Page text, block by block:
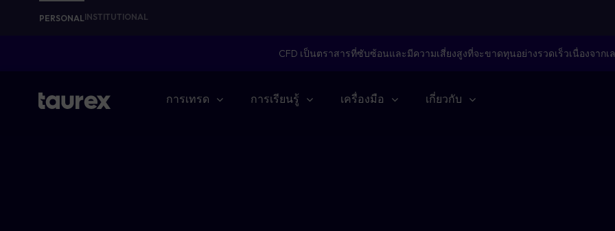
PERSONALINSTITUTIONAL
CFD เป็นตราสารที่ซับซ้อนและมีความเสี่ยงสูงที่จะขาดทุนอย่างรวดเร็วเนื่องจากเล
การเทรด การเรียนรู้ เครื่องมือ เกี่ยวกับ